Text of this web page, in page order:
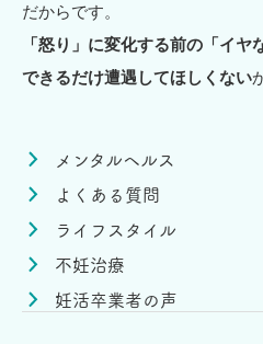
だからです。
「怒り」に変化する前の「イヤ
できるだけ遭遇してほしくない
メンタルヘルス
よくある質問
ライフスタイル
不妊治療
妊活卒業者の声